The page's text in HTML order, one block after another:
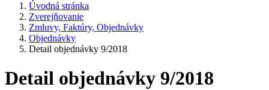
Úvodná stránka
Zverejňovanie
Zmluvy, Faktúry, Objednávky
Objednávky
Detail objednávky 9/2018
Detail objednávky 9/2018